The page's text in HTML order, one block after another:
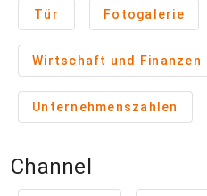
Tür Fotogalerie
Wirtschaft und Finanzen
Unternehmenszahlen
Channel